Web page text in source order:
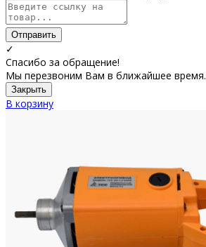
Отправить
✓
Спасибо за обращение!
Мы перезвоним Вам в ближайшее время.
Закрыть
В корзину